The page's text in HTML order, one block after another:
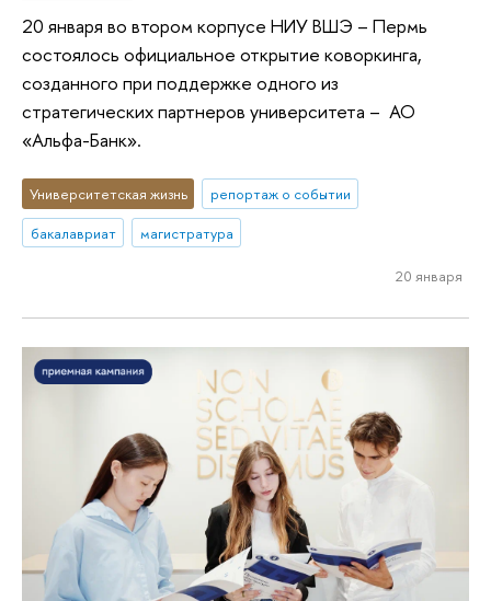
20 января во втором корпусе НИУ ВШЭ – Пермь
состоялось официальное открытие коворкинга,
созданного при поддержке одного из
стратегических партнеров университета – АО
«Альфа-Банк».
Университетская жизнь
репортаж о событии
бакалавриат
магистратура
20 января